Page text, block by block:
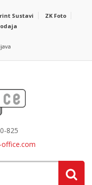
Sustavi
ZK Foto
825
office.com